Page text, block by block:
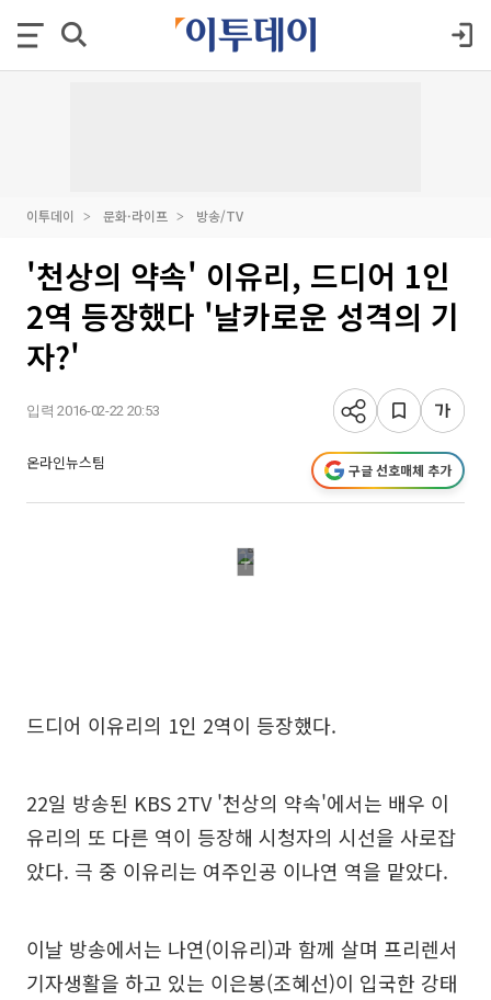
이투데이 문화·라이프 방송/TV
'천상의 약속' 이유리, 드디어 1인
2역 등장했다 '날카로운 성격의 기
자?'
입력 2016-02-22 20:53
온라인뉴스팀 구글 선호매체 추가
드디어 이유리의 1인 2역이 등장했다.
22일 방송된 KBS 2TV '천상의 약속'에서는 배우 이
유리의 또 다른 역이 등장해 시청자의 시선을 사로잡
았다. 극 중 이유리는 여주인공 이나연 역을 맡았다.
이날 방송에서는 나연(이유리)과 함께 살며 프리렌서
기자생활을 하고 있는 이은봉(조혜선)이 입국한 강태